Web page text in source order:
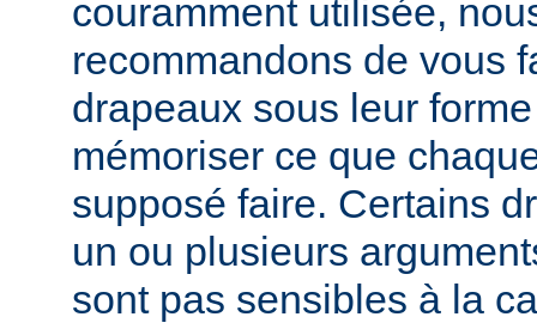
couramment utilisée,
recommandons de vous
drapeaux sous leur
mémoriser ce que
supposé faire. Certains
un ou plusieurs
sont pas sensibles à la